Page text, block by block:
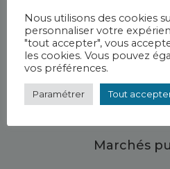
Marchés
Nous utilisons des cookies
personnaliser votre
"tout accepter", vous
les cookies. Vous pouvez
vos préférences.
Paramétrer Tout